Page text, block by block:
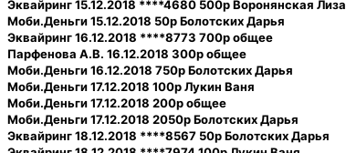
Эквайринг 15.12.2018 ****4680 500р Воронянская Лиза
Моби.Деньги 15.12.2018 50р Болотских Дарья
Эквайринг 16.12.2018 ****8773 700р общее
Парфенова А.В. 16.12.2018 300р общее
Моби.Деньги 16.12.2018 750р Болотских Дарья
Моби.Деньги 17.12.2018 100р Лукин Ваня
Моби.Деньги 17.12.2018 200р общее
Моби.Деньги 17.12.2018 2050р Болотских Дарья
Эквайринг 18.12.2018 ****8567 50р Болотских Дарья